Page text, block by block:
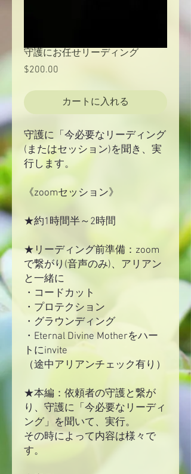
守護にお任せリーディング
$200.00
カートに入れる
守護に「今必要なリーディング
(またはセッション)を聞き、実
行します。
《zoomセッション》
★約1時間半～2時間
★リーディング前準備：zoom
で繋がり(音声のみ)、アリアン
と一緒に
・コードカット
・プロテクション
・グラウンディング
・Eternal Divine Motherをハー
トにinvite
（途中アリアンチェック有り）
★本編：依頼者の守護と繋が
り、守護に「今必要なリーディ
ング」を聞いて、実行。
その時によって内容は様々で
す。